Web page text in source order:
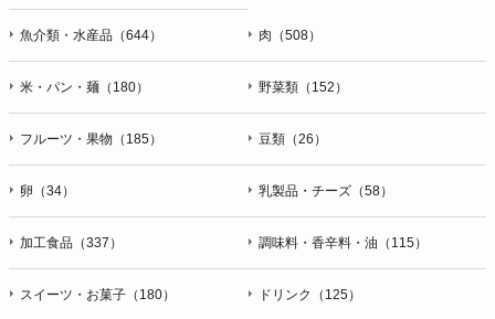
魚介類・水産品（644） 肉（508）
米・パン・麺（180） 野菜類（152）
フルーツ・果物（185） 豆類（26）
卵（34） 乳製品・チーズ（58）
加工食品（337） 調味料・香辛料・油（115）
スイーツ・お菓子（180） ドリンク（125）